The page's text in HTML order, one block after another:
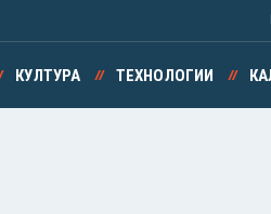
КУЛТУРА ТЕХНОЛОГИИ